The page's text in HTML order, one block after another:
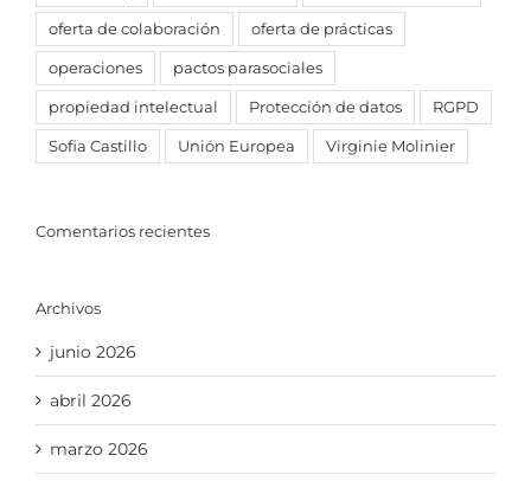
oferta de colaboración oferta de prácticas
operaciones pactos parasociales
propiedad intelectual Protección de datos RGPD
Sofia Castillo Unión Europea Virginie Molinier
Comentarios recientes
Archivos
junio 2026
abril 2026
marzo 2026